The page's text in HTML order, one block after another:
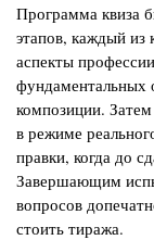
Программа квиза
этапов, каждый из
аспекты
фундаментальных
композиции.
в режиме
правки, когда до
Завершающим
вопросов
стоить тиража.